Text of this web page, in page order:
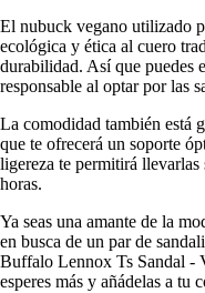
El nubuck vegano utilizado
ecológica y ética al cuero
durabilidad. Así que puedes
responsable al optar por las
La comodidad también está
que te ofrecerá un soporte
ligereza te permitirá
horas.
Ya seas una amante de la
en busca de un par de
Buffalo Lennox Ts Sandal -
esperes más y añádelas a tu